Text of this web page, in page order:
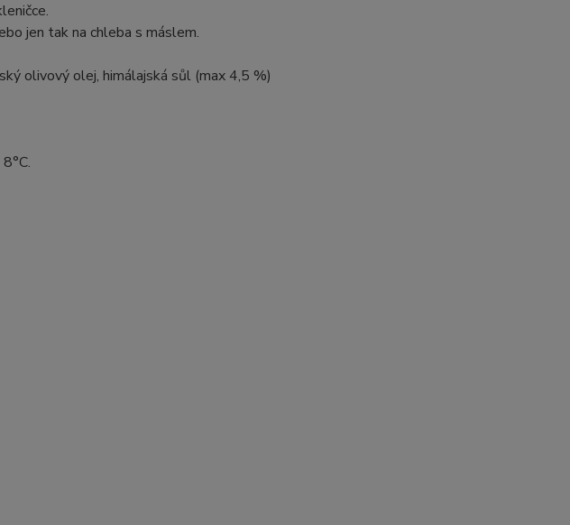
jen tak na chleba s máslem.
olivový olej, himálajská sůl (max 4,5 %)